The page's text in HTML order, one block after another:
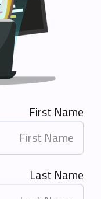
First Name
Last Name